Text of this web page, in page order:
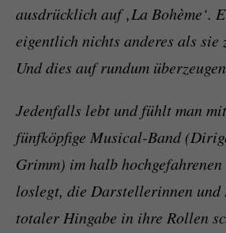
ausdrücklich auf ‚La Bohème‘.
eigentlich nichts anderes als sie
Und dies auf rundum
Jedenfalls lebt und fühlt man
fünfköpfige Musical-Band
Grimm) im halb
loslegt, die Darstellerinnen
totaler Hingabe in ihre Rollen